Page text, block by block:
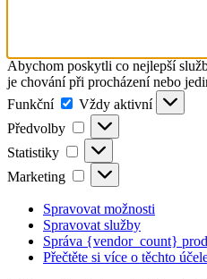
Abychom poskytli co nejlepší
je chování při procházení nebo
Funkční
Funkční
Vždy aktivní
Předvolby
Předvolby
Statistiky Statistiky
Marketing Marketing
Spravovat možnosti
Spravovat služby
Správa {vendor_count}
Přečtěte si více o těchto